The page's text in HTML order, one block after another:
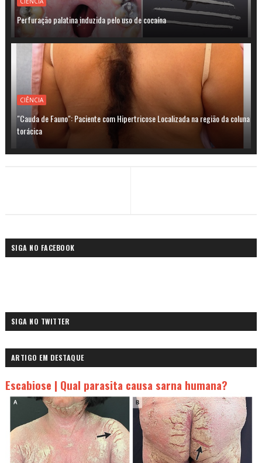
Perfuração palatina induzida pelo uso de cocaína
CIÊNCIA
"Cauda de Fauno": Paciente com Hipertricose Localizada na região da coluna
torácica
SIGA NO FACEBOOK
SIGA NO TWITTER
ARTIGO EM DESTAQUE
Escabiose | Qual parasita causa sarna humana?